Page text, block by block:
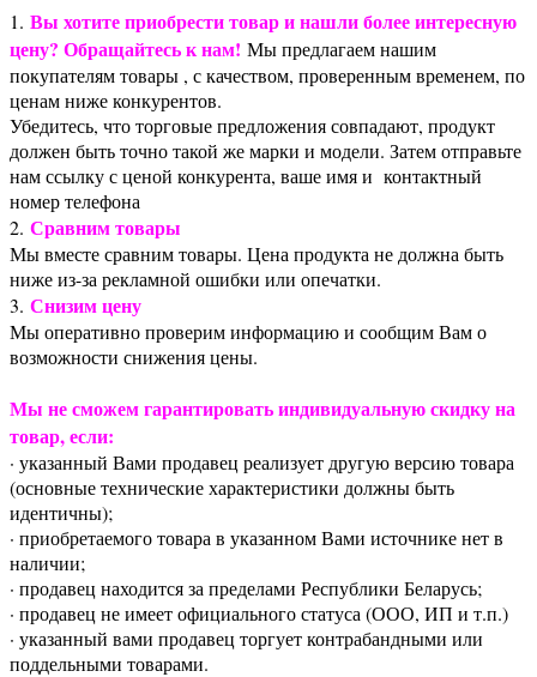
1. Вы хотите приобрести товар и нашли более интересную
цену? Обращайтесь к нам! Мы предлагаем нашим
покупателям товары , с качеством, проверенным временем, по
ценам ниже конкурентов.
Убедитесь, что торговые предложения совпадают, продукт
должен быть точно такой же марки и модели. Затем отправьте
нам ссылку с ценой конкурента, ваше имя и контактный
номер телефона
2. Сравним товары
Мы вместе сравним товары. Цена продукта не должна быть
ниже из-за рекламной ошибки или опечатки.
3. Снизим цену
Мы оперативно проверим информацию и сообщим Вам о
возможности снижения цены.
Мы не сможем гарантировать индивидуальную скидку на
товар, если:
· указанный Вами продавец реализует другую версию товара
(основные технические характеристики должны быть
идентичны);
· приобретаемого товара в указанном Вами источнике нет в
наличии;
· продавец находится за пределами Республики Беларусь;
· продавец не имеет официального статуса (ООО, ИП и т.п.)
· указанный вами продавец торгует контрабандными или
поддельными товарами.